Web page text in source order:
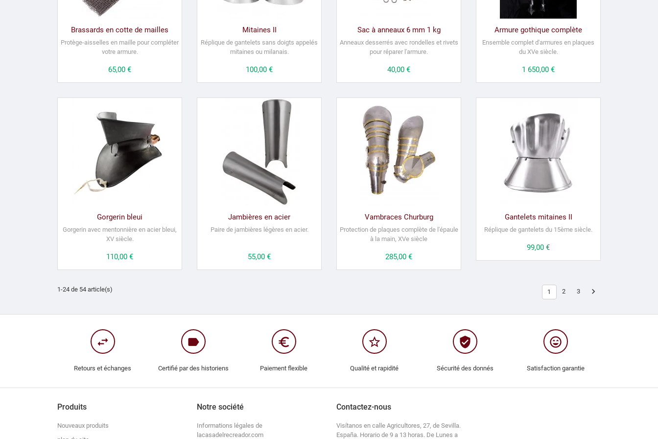
Brassards en cotte de mailles
Protège-aisselles en maille pour compléter
votre armure.
Prix
65,00 €
Mitaines II
Réplique de gantelets sans doigts appelés
mitaines ou milanais.
Prix
100,00 €
Sac à anneaux 6 mm 1 kg
Anneaux desserrés avec rondelles et rivets
pour réparer l'armure.
Prix
40,00 €
Armure gothique complète
Ensemble complet d'armures en plaques
du XVe siècle.
Prix
1 650,00 €
Gorgerin bleui
Gorgerin avec mentonnière en acier bleui,
XV siècle.
Prix
110,00 €
Jambières en acier
Paire de jambières légères en acier.
Prix
55,00 €
Vambraces Churburg
Protection de plaques complète de l'épaule
à la main, XVe siècle
Prix
285,00 €
Gantelets mitaines II
Réplique de gantelets du 15ème siècle.
Prix
99,00 €
1-24 de 54 article(s) 1 2 3 
swap_horiz
Retours et échanges
label
Certifié par des historiens
euro_symbol
Paiement flexible
star_border
Qualité et rapidité
verified_user
Sécurité des donnés
sentiment_very_satisfied
Satisfaction garantie
Produits
Nouveaux produits
Notre société
Informations légales de
lacasadelrecreador.com
Contactez-nous
Visítanos en calle Agricultores, 27, de Sevilla.
España. Horario de 9 a 13 horas. De Lunes a